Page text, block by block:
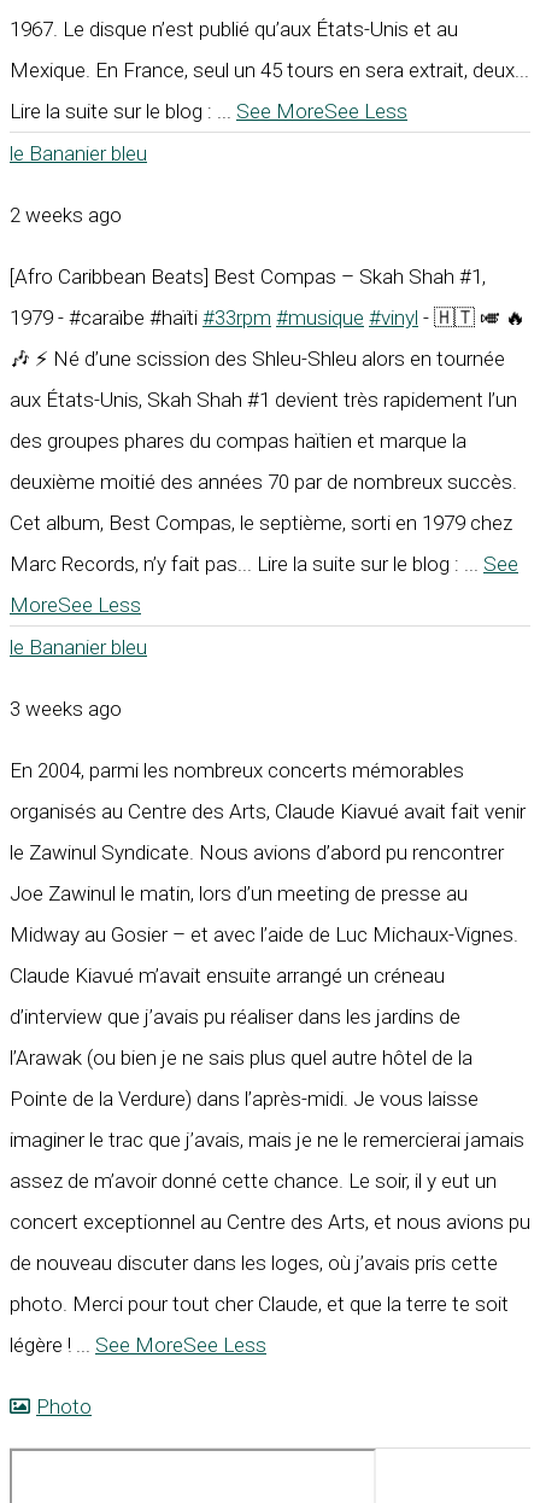
1967. Le disque n’est publié qu’aux États-Unis et au
Mexique. En France, seul un 45 tours en sera extrait, deux...
Lire la suite sur le blog : ... See MoreSee Less
le Bananier bleu
2 weeks ago
[Afro Caribbean Beats] Best Compas – Skah Shah #1,
1979 - #caraïbe #haïti #33rpm #musique #vinyl - 🇭🇹 🎺 🔥
🎶 ⚡ Né d’une scission des Shleu-Shleu alors en tournée
aux États-Unis, Skah Shah #1 devient très rapidement l’un
des groupes phares du compas haïtien et marque la
deuxième moitié des années 70 par de nombreux succès.
Cet album, Best Compas, le septième, sorti en 1979 chez
Marc Records, n’y fait pas... Lire la suite sur le blog : ... See
MoreSee Less
le Bananier bleu
3 weeks ago
En 2004, parmi les nombreux concerts mémorables
organisés au Centre des Arts, Claude Kiavué avait fait venir
le Zawinul Syndicate. Nous avions d’abord pu rencontrer
Joe Zawinul le matin, lors d’un meeting de presse au
Midway au Gosier – et avec l’aide de Luc Michaux-Vignes.
Claude Kiavué m’avait ensuite arrangé un créneau
d’interview que j’avais pu réaliser dans les jardins de
l’Arawak (ou bien je ne sais plus quel autre hôtel de la
Pointe de la Verdure) dans l’après-midi. Je vous laisse
imaginer le trac que j’avais, mais je ne le remercierai jamais
assez de m’avoir donné cette chance. Le soir, il y eut un
concert exceptionnel au Centre des Arts, et nous avions pu
de nouveau discuter dans les loges, où j’avais pris cette
photo. Merci pour tout cher Claude, et que la terre te soit
légère ! ... See MoreSee Less
Photo